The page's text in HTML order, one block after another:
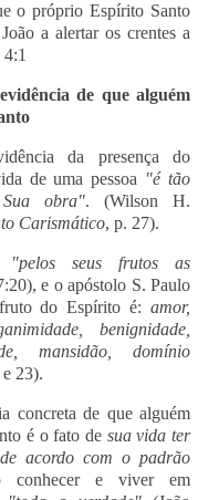
o próprio Espírito Santo
a alertar os crentes a
de que alguém
da presença do
de uma pessoa "é tão
obra". (Wilson H.
Carismático, p. 27).
"pelos seus frutos as
e o apóstolo S. Paulo
do Espírito é: amor,
benignidade,
mansidão, domínio
23).
concreta de que alguém
é o fato de sua vida ter
acordo com o padrão
conhecer e viver em